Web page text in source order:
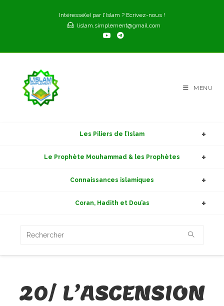
Intéressé(e) par l'Islam ? Ecrivez-nous !
lislam.simplement@gmail.com
MENU
Les Piliers de l’Islam
Le Prophète Mouhammad & les Prophètes
Connaissances islamiques
Coran, Hadith et Dou’as
20/ L’ASCENSION